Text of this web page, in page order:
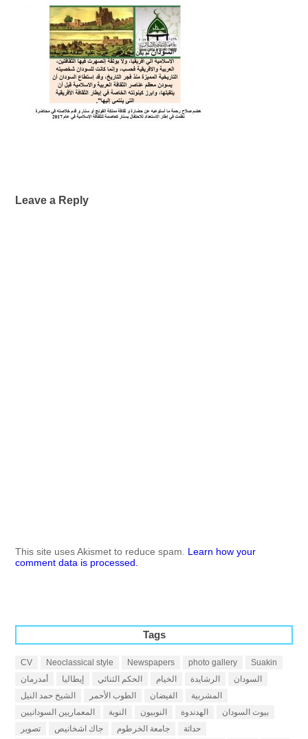
Leave a Reply
This site uses Akismet to reduce spam. Learn how your
comment data is processed.
Tags
CV Neoclassical style Newspapers photo gallery
Suakin
أمدرمان
إيطاليا الحكم الثنائي الخيام الرشايدة
السودان
الشيخ حمد النيل
الطوب الأحمر الفيضان
المشربية
المعماريين السودانيين
النوبة النوبيون الهدندوة
بيوت السودان
تصوير
جاك اشخانيص جامعة الخرطوم
حداثة